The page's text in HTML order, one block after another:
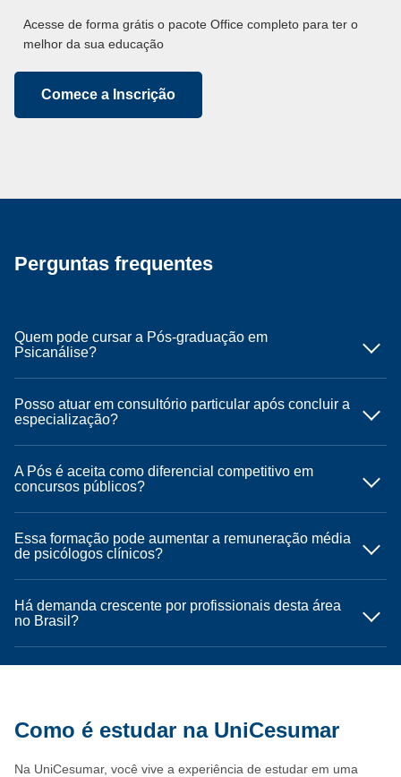
Acesse de forma grátis o pacote Office completo para ter o
melhor da sua educação
Comece a Inscrição
Perguntas frequentes
Quem pode cursar a Pós-graduação em
Psicanálise?
Posso atuar em consultório particular após concluir a
especialização?
A Pós é aceita como diferencial competitivo em
concursos públicos?
Essa formação pode aumentar a remuneração média
de psicólogos clínicos?
Há demanda crescente por profissionais desta área
no Brasil?
Como é estudar na UniCesumar
Na UniCesumar, você vive a experiência de estudar em uma